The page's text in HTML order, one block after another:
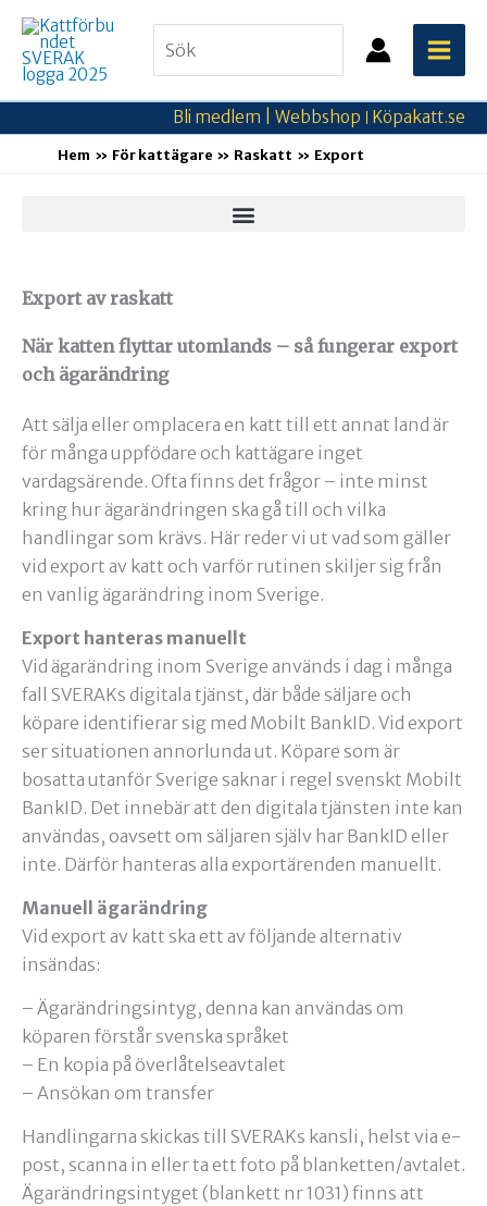
Hoppa
innehåll
for:
Bli medlem | Webbshop Köpakatt.se
Hem För kattägare Raskatt Export
Export av raskatt
När katten flyttar utomlands – så fungerar export
och ägarändring
Att sälja eller omplacera en katt till ett annat land är
för många uppfödare och kattägare inget
vardagsärende. Ofta finns det frågor – inte minst
kring hur ägarändringen ska gå till och vilka
handlingar som krävs. Här reder vi ut vad som gäller
vid export av katt och varför rutinen skiljer sig från
en vanlig ägarändring inom Sverige.
Export hanteras manuellt
Vid ägarändring inom Sverige används i dag i många
fall SVERAKs digitala tjänst, där både säljare och
köpare identifierar sig med Mobilt BankID. Vid export
ser situationen annorlunda ut. Köpare som är
bosatta utanför Sverige saknar i regel svenskt Mobilt
BankID. Det innebär att den digitala tjänsten inte kan
användas, oavsett om säljaren själv har BankID eller
inte. Därför hanteras alla exportärenden manuellt.
Manuell ägarändring
Vid export av katt ska ett av följande alternativ
insändas:
– Ägarändringsintyg, denna kan användas om
köparen förstår svenska språket
– En kopia på överlåtelseavtalet
– Ansökan om transfer
Handlingarna skickas till SVERAKs kansli, helst via e-
post, scanna in eller ta ett foto på blanketten/avtalet.
Ägarändringsintyget (blankett nr 1031) finns att